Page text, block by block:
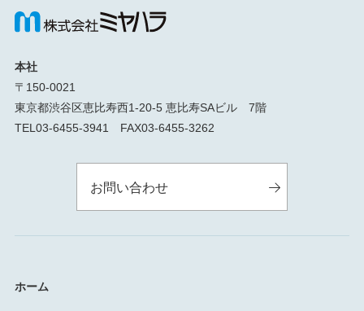
本社
〒150-0021
東京都渋谷区恵比寿西1-20-5 恵比寿SAビル 7階
TEL03-6455-3941 FAX03-6455-3262
お問い合わせ
ホーム